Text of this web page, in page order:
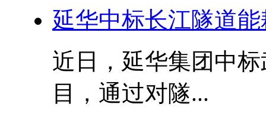
延华中标长江隧道
近日，延华集团中
目，通过对隧...